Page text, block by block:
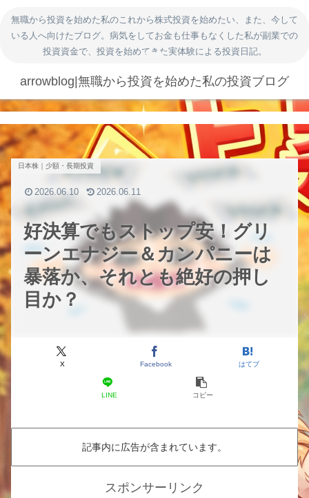
無職から投資を始めた私のこれから株式投資を始めたい、また、今して
いる人へ向けたブログ。病気をしてお金も仕事もなくした私が副業での
投資資金で、投資を始めてきた実体験による投資日記。
arrowblog|無職から投資を始めた私の投資ブログ
好決算でもストップ安！グリ
ーンエナジー＆カンパニーは
暴落か、それとも絶好の押し
目か？
日本株｜少額・長期投資
X Facebook はてブ
LINE コピー
2026.06.10 2026.06.11
記事内に広告が含まれています。
スポンサーリンク